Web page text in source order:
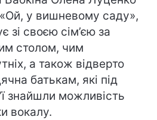
«Ой, у вишневому саду»,
зі своєю сім’єю за
столом, чим
а також відверто
батькам, які під
знайшли можливість
вокалу.